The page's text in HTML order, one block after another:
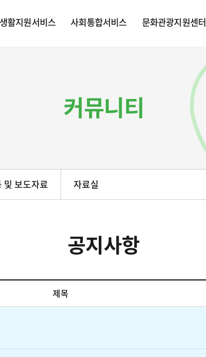
활지원서비스 사회통합서비스 문화관광지원센터
커뮤니티
및 보도자료 자료실
공지사항
제목